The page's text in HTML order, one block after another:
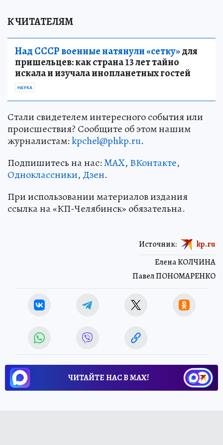
К ЧИТАТЕЛЯМ
Над СССР военные натянули «сетку»для
пришельцев: как страна 13 лет тайно
искала и изучала инопланетных гостей
НАУКА
Стали свидетелем интересного события или
происшествия? Сообщите об этом нашим
журналистам:kpchel@phkp.ru.
Подпишитесь на нас:MAX, ВКонтакте,
Одноклассники, Дзен.
При использовании материалов издания
ссылка на «КП-Челябинск» обязательна.
Елена КОЛЧИНА
Павел ПОНОМАРЕНКО
Источник: kp.ru
ЧИТАЙТЕ НАС В МАХ!